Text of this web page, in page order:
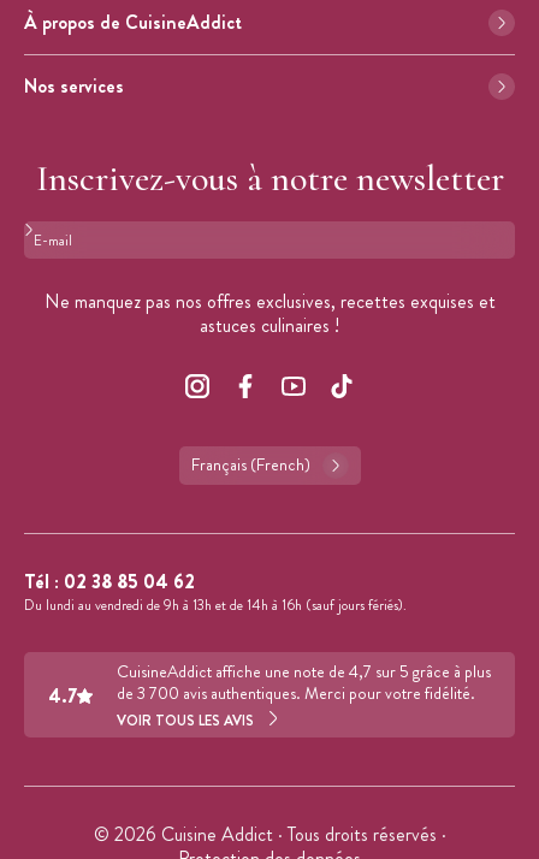
À propos de CuisineAddict
Nos services
Inscrivez-vous à notre newsletter
Format : adresse@email.com
Ne manquez pas nos offres exclusives, recettes exquises et
astuces culinaires !
Français (French)
Tél : 02 38 85 04 62
Du lundi au vendredi de 9h à 13h et de 14h à 16h (sauf jours fériés).
4.7
CuisineAddict affiche une note de 4,7 sur 5 grâce à plus
de 3 700 avis authentiques. Merci pour votre fidélité.
VOIR TOUS LES AVIS
© 2026 Cuisine Addict · Tous droits réservés ·